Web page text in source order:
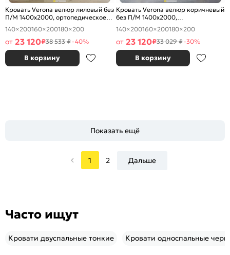
Кровать Verona велюр лиловый без
П/М 1400x2000, ортопедическое
основание, изголовье мягкое
140×200160×200180×200
от 23 120₽38 533 ₽-40%
В корзину
Кровать Verona велюр коричневый
без П/М 1400x2000,
ортопедическое основание,
изголовье мягкое
140×200160×200180×200
от 23 120₽33 029 ₽-30%
В корзину
Показать ещё
1 2 Дальше
Часто ищут
Кровати двуспальные тонкие Кровати односпальные